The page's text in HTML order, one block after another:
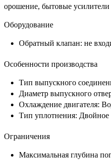
орошение, бытовые
Оборудование
Обратный клапан: не
Особенности производства
Тип выпускного
Диаметр выпускного
Охлаждение двигателя:
Тип уплотнения: Двойное
Ограничения
Максимальная глубина